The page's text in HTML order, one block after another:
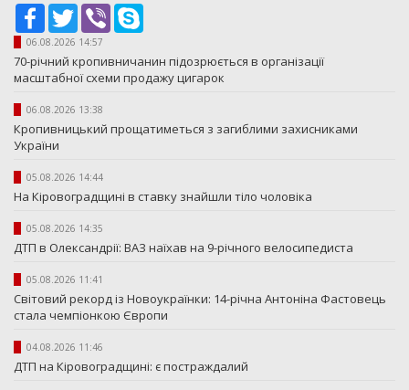
Facebook
TwitterViber
06.08.2026 14:57
70-річний кропивничанин підозрюється в організації
масштабної схеми продажу цигарок
06.08.2026 13:38
Кропивницький прощатиметься з загиблими захисниками
України
05.08.2026 14:44
На Кіровоградщині в ставку знайшли тіло чоловіка
05.08.2026 14:35
ДТП в Олександрії: ВАЗ наїхав на 9-річного велосипедиста
05.08.2026 11:41
Світовий рекорд із Новоукраїнки: 14-річна Антоніна Фастовець
стала чемпіонкою Європи
04.08.2026 11:46
ДТП на Кіровоградщині: є постраждалий